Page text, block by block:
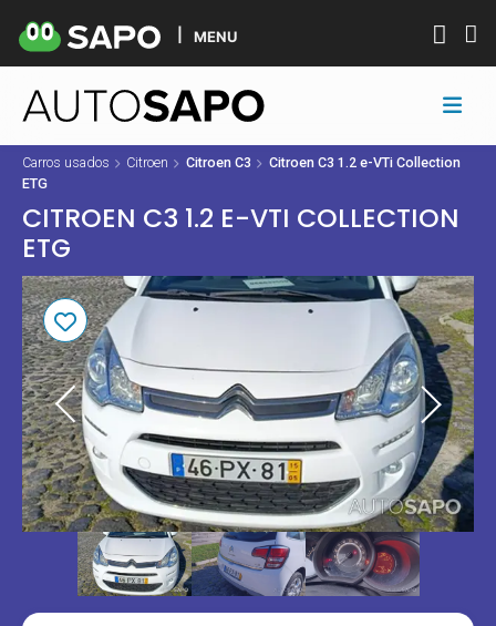
MENU
Carros usados Citroen Citroen C3
Citroen C3 1.2 e-VTi Collection
ETG
CITROEN C3 1.2 E-VTI COLLECTION
ETG